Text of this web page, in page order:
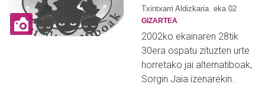
Txintxarri Aldizkaria eka 02
GIZARTEA
2002ko ekainaren 28tik
30era ospatu zituzten urte
horretako jai alternatiboak,
Sorgin Jaia izenarekin.